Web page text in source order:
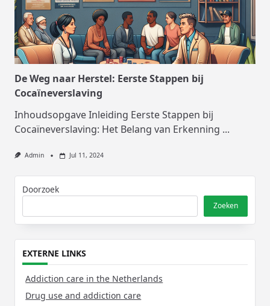
De Weg naar Herstel: Eerste Stappen bij
Cocaïneverslaving
Inhoudsopgave Inleiding Eerste Stappen bij
Cocaïneverslaving: Het Belang van Erkenning ...
Admin Jul 11, 2024
Doorzoek
Zoeken
EXTERNE LINKS
Addiction care in the Netherlands
Drug use and addiction care